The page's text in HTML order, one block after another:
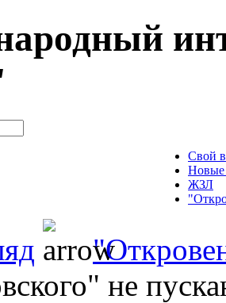
Свой
Новые
ЖЗЛ
не